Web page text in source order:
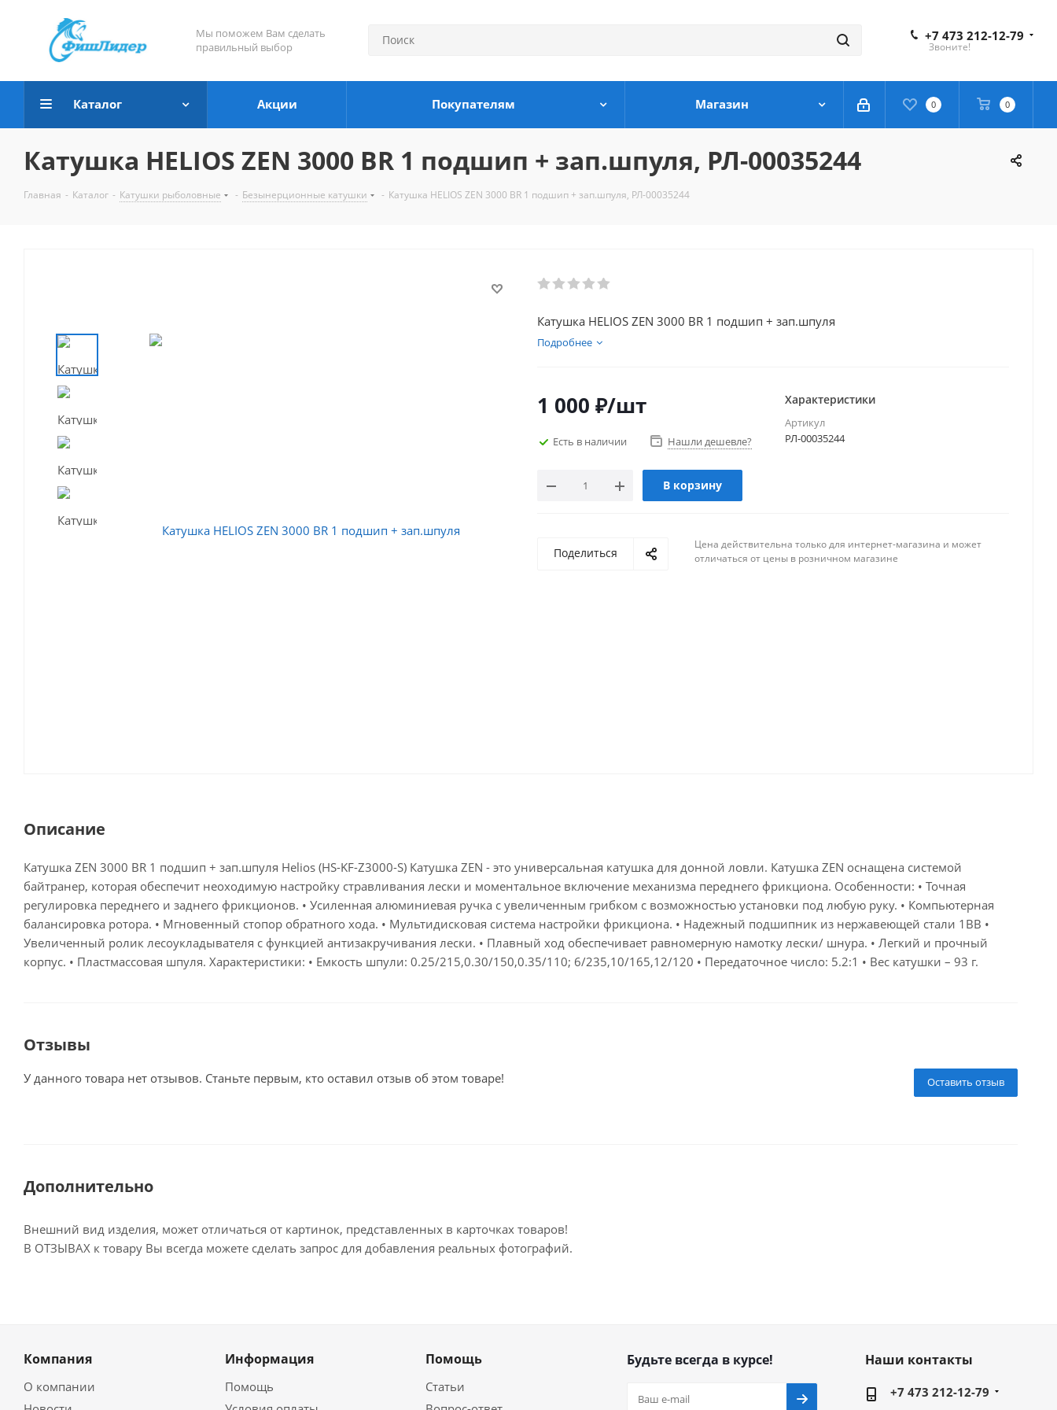
Мы поможем Вам сделать
правильный выбор
+7 473 212-12-79
Звоните!
0 0
Каталог Акции Покупателям Магазин
Катушка HELIOS ZEN 3000 BR 1 подшип + зап.шпуля, РЛ-00035244
Главная - Каталог - Катушки рыболовные - Безынерционные катушки - Катушка HELIOS ZEN 3000 BR 1 подшип + зап.шпуля, РЛ-00035244
Катушка HELIOS ZEN 3000 BR 1 подшип + зап.шпуля
Подробнее
1 000 ₽/шт
Есть в наличии Нашли дешевле?
В корзину
Характеристики
Артикул
РЛ-00035244
Поделиться
Цена действительна только для интернет-магазина и может
отличаться от цены в розничном магазине
Описание
Катушка ZEN 3000 BR 1 подшип + зап.шпуля Helios (HS-KF-Z3000-S) Катушка ZEN - это универсальная катушка для донной ловли. Катушка ZEN оснащена системой
байтранер, которая обеспечит неоходимую настройку стравливания лески и моментальное включение механизма переднего фрикциона. Особенности: • Точная
регулировка переднего и заднего фрикционов. • Усиленная алюминиевая ручка с увеличенным грибком с возможностью установки под любую руку. • Компьютерная
балансировка ротора. • Мгновенный стопор обратного хода. • Мультидисковая система настройки фрикциона. • Надежный подшипник из нержавеющей стали 1BB •
Увеличенный ролик лесоукладывателя с функцией антизакручивания лески. • Плавный ход обеспечивает равномерную намотку лески/ шнура. • Легкий и прочный
корпус. • Пластмассовая шпуля. Характеристики: • Емкость шпули: 0.25/215,0.30/150,0.35/110; 6/235,10/165,12/120 • Передаточное число: 5.2:1 • Вес катушки – 93 г.
Отзывы
Оставить отзыв
У данного товара нет отзывов. Станьте первым, кто оставил отзыв об этом товаре!
Дополнительно
Внешний вид изделия, может отличаться от картинок, представленных в карточках товаров!
В ОТЗЫВАХ к товару Вы всегда можете сделать запрос для добавления реальных фотографий.
Компания
О компании
Информация
Помощь
Помощь
Статьи
Будьте всегда в курсе! Наши контакты
+7 473 212-12-79